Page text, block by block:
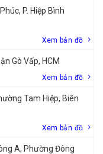
P. Hiệp Bình
Xem bản đồ
Gò Vấp, HCM
Xem bản đồ
Tam Hiệp, Biên
Xem bản đồ
A, Phường Đông